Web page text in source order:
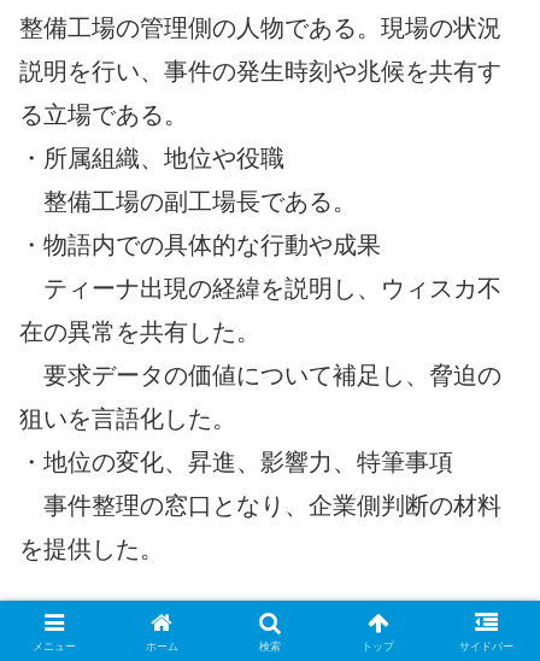
整備工場の管理側の人物である。現場の状況
説明を行い、事件の発生時刻や兆候を共有す
る立場である。
・所属組織、地位や役職
整備工場の副工場長である。
・物語内での具体的な行動や成果
ティーナ出現の経緯を説明し、ウィスカ不
在の異常を共有した。
要求データの価値について補足し、脅迫の
狙いを言語化した。
・地位の変化、昇進、影響力、特筆事項
事件整理の窓口となり、企業側判断の材料
を提供した。
営業部長
メニュー ホーム 検索 トップ サイドバー